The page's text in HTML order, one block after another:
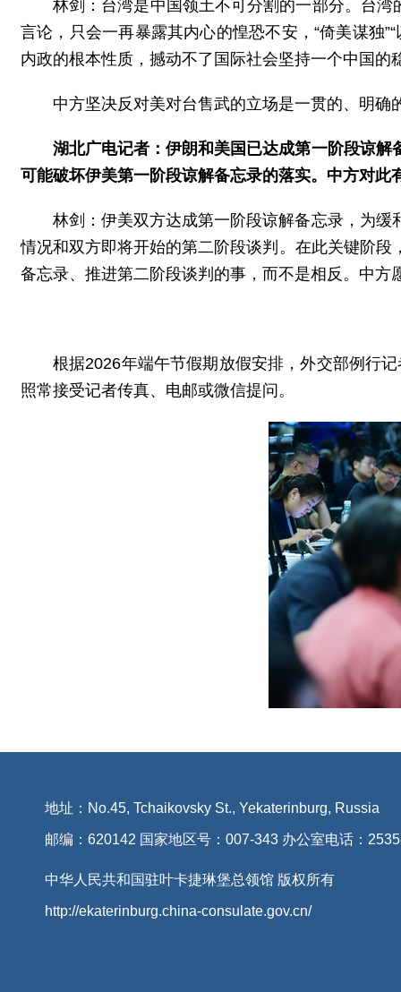
林剑：台湾是中国领土不可分割的一部分。台
言论，只会一再暴露其内心的惶恐不安，“倚美谋独
内政的根本性质，撼动不了国际社会坚持一个中国
中方坚决反对美对台售武的立场是一贯的、明确
湖北广电记者：伊朗和美国已达成第一阶段谅
可能破坏伊美第一阶段谅解备忘录的落实。中方对此
林剑：伊美双方达成第一阶段谅解备忘录，为
情况和双方即将开始的第二阶段谈判。在此关键阶
备忘录、推进第二阶段谈判的事，而不是相反。中
根据2026年端午节假期放假安排，外交部例行
照常接受记者传真、电邮或微信提问。
地址：No.45, Tchaikovsky St., Yekaterinburg, Russia
邮编：620142 国家地区号：007-343 办公室电话：
中华人民共和国驻叶卡捷琳堡总领馆 版权所有
http://ekaterinburg.china-consulate.gov.cn/